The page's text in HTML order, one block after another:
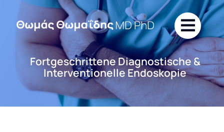
Fortgeschrittene Diagnostische &
Interventionelle Endoskopie